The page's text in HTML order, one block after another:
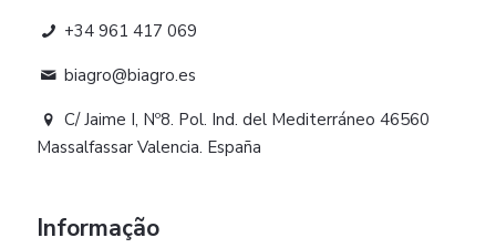
+34 961 417 069
biagro@biagro.es
C/ Jaime I, Nº8. Pol. Ind. del Mediterráneo 46560
Massalfassar Valencia. España
Informação